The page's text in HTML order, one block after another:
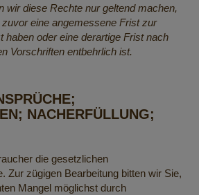
wir diese Rechte nur geltend machen,
eine angemessene Frist zur
haben oder eine derartige Frist nach
Vorschriften entbehrlich ist.
NACHERFÜLLUNG;
die gesetzlichen
Zur zügigen Bearbeitung bitten wir Sie,
Mangel möglichst durch